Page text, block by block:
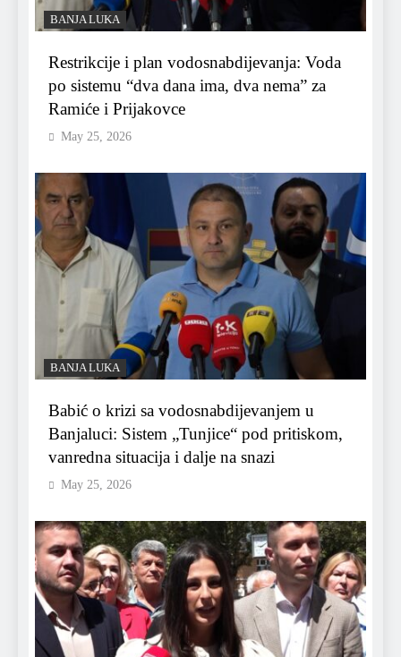
BANJA LUKA
Restrikcije i plan vodosnabdijevanja: Voda
po sistemu “dva dana ima, dva nema” za
Ramiće i Prijakovce
May 25, 2026
BANJA LUKA
Babić o krizi sa vodosnabdijevanjem u
Banjaluci: Sistem „Tunjice“ pod pritiskom,
vanredna situacija i dalje na snazi
May 25, 2026